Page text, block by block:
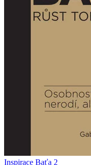
Inspirace Baťa 2